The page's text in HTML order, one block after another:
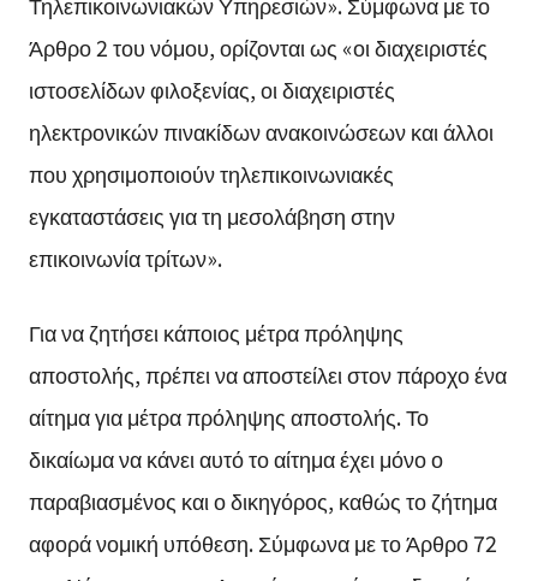
Άρθρο 2 του νόμου, ορίζονται ως «οι διαχειριστές
ιστοσελίδων φιλοξενίας, οι διαχειριστές
ηλεκτρονικών πινακίδων ανακοινώσεων και άλλοι
που χρησιμοποιούν τηλεπικοινωνιακές
εγκαταστάσεις για τη μεσολάβηση στην
επικοινωνία τρίτων».
Για να ζητήσει κάποιος μέτρα πρόληψης
αποστολής, πρέπει να αποστείλει στον πάροχο ένα
αίτημα για μέτρα πρόληψης αποστολής. Το
δικαίωμα να κάνει αυτό το αίτημα έχει μόνο ο
παραβιασμένος και ο δικηγόρος, καθώς το ζήτημα
αφορά νομική υπόθεση. Σύμφωνα με το Άρθρο 72